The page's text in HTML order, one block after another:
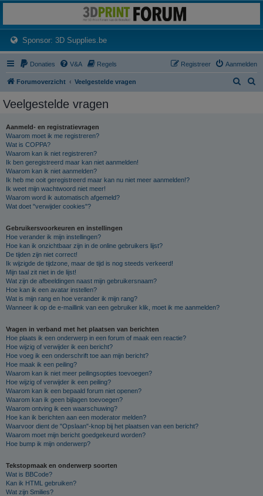
Het 3D print forum van de Benelux na de sluiting van 3dprintforum.nl
Sponsor: 3D Supplies.be(Opens a new tab)
Donaties V&A Regels Aanmelden
Registreer
Forumoverzicht Veelgestelde vragen
Veelgestelde vragen
Aanmeld- en registratievragen
Waarom moet ik me registreren?
Wat is COPPA?
Waarom kan ik niet registreren?
Ik ben geregistreerd maar kan niet aanmelden!
Waarom kan ik niet aanmelden?
Ik heb me ooit geregistreerd maar kan nu niet meer aanmelden!?
Ik weet mijn wachtwoord niet meer!
Waarom word ik automatisch afgemeld?
Wat doet "verwijder cookies"?
Gebruikersvoorkeuren en instellingen
Hoe verander ik mijn instellingen?
Hoe kan ik onzichtbaar zijn in de online gebruikers lijst?
De tijden zijn niet correct!
Ik wijzigde de tijdzone, maar de tijd is nog steeds verkeerd!
Mijn taal zit niet in de lijst!
Wat zijn de afbeeldingen naast mijn gebruikersnaam?
Hoe kan ik een avatar instellen?
Wat is mijn rang en hoe verander ik mijn rang?
Wanneer ik op de e-maillink van een gebruiker klik, moet ik me aanmelden?
Vragen in verband met het plaatsen van berichten
Hoe plaats ik een onderwerp in een forum of maak een reactie?
Hoe wijzig of verwijder ik een bericht?
Hoe voeg ik een onderschrift toe aan mijn bericht?
Hoe maak ik een peiling?
Waarom kan ik niet meer peilingsopties toevoegen?
Hoe wijzig of verwijder ik een peiling?
Waarom kan ik een bepaald forum niet openen?
Waarom kan ik geen bijlagen toevoegen?
Waarom ontving ik een waarschuwing?
Hoe kan ik berichten aan een moderator melden?
Waarvoor dient de "Opslaan"-knop bij het plaatsen van een bericht?
Waarom moet mijn bericht goedgekeurd worden?
Hoe bump ik mijn onderwerp?
Tekstopmaak en onderwerp soorten
Wat is BBCode?
Kan ik HTML gebruiken?
Wat zijn Smilies?